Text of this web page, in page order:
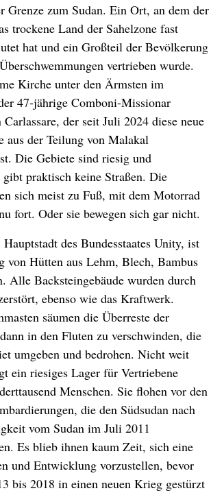
Grenze zum Sudan. Ein Ort, an dem der
trockene Land der Sahelzone fast
hat und ein Großteil der Bevölkerung
vertrieben wurde.
Kirche unter den Ärmsten im
47-jährige Comboni-Missionar
der seit Juli 2024 diese neue
aus der Teilung von Malakal
Die Gebiete sind riesig und
praktisch keine Straßen. Die
sich meist zu Fuß, mit dem Motorrad
fort. Oder sie bewegen sich gar nicht.
des Bundesstaates Unity, ist
von Hütten aus Lehm, Blech, Bambus
Alle Backsteingebäude wurden durch
ebenso wie das Kraftwerk.
säumen die Überreste der
in den Fluten zu verschwinden, die
umgeben und bedrohen. Nicht weit
ein riesiges Lager für Vertriebene
Menschen. Sie flohen vor den
die den Südsudan nach
vom Sudan im Juli 2011
Es blieb ihnen kaum Zeit, sich eine
und Entwicklung vorzustellen, bevor
bis 2018 in einen neuen Krieg gestürzt